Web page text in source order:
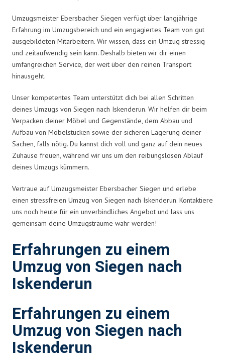
Umzugsmeister Ebersbacher Siegen verfügt über langjährige
Erfahrung im Umzugsbereich und ein engagiertes Team von gut
ausgebildeten Mitarbeitern. Wir wissen, dass ein Umzug stressig
und zeitaufwendig sein kann. Deshalb bieten wir dir einen
umfangreichen Service, der weit über den reinen Transport
hinausgeht.
Unser kompetentes Team unterstützt dich bei allen Schritten
deines Umzugs von Siegen nach Iskenderun. Wir helfen dir beim
Verpacken deiner Möbel und Gegenstände, dem Abbau und
Aufbau von Möbelstücken sowie der sicheren Lagerung deiner
Sachen, falls nötig. Du kannst dich voll und ganz auf dein neues
Zuhause freuen, während wir uns um den reibungslosen Ablauf
deines Umzugs kümmern.
Vertraue auf Umzugsmeister Ebersbacher Siegen und erlebe
einen stressfreien Umzug von Siegen nach Iskenderun. Kontaktiere
uns noch heute für ein unverbindliches Angebot und lass uns
gemeinsam deine Umzugsträume wahr werden!
Erfahrungen zu einem
Umzug von Siegen nach
Iskenderun
Erfahrungen zu einem
Umzug von Siegen nach
Iskenderun